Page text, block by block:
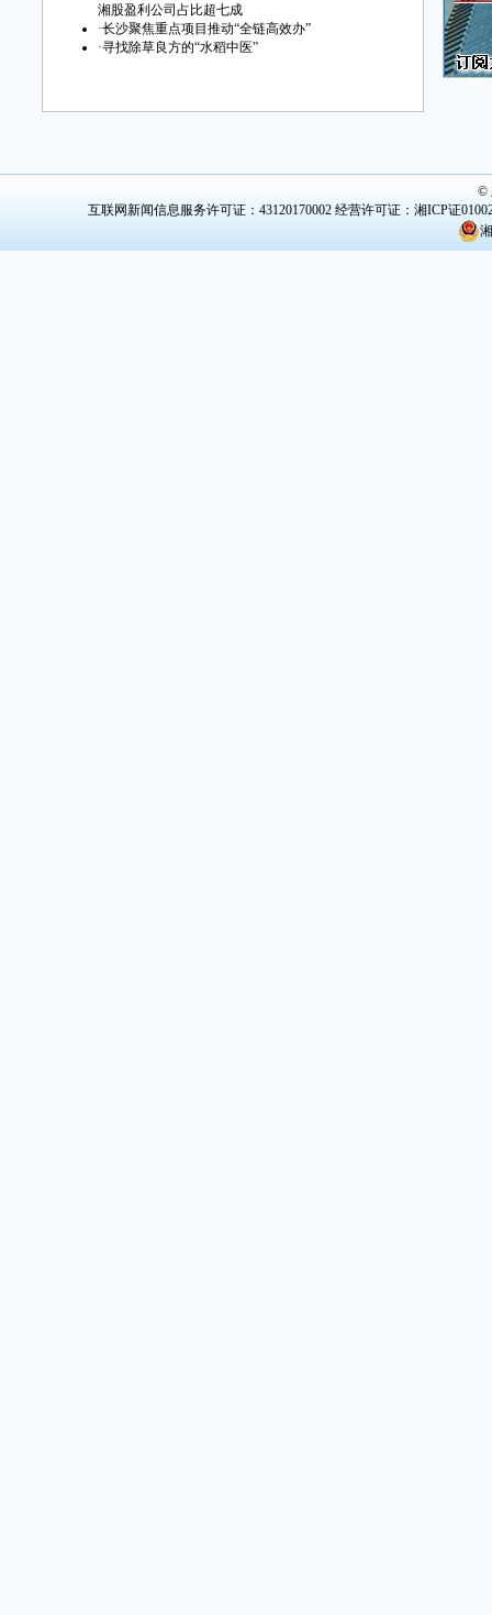
湘股盈利公司占比超七成
·长沙聚焦重点项目推动“全链高效办”
·寻找除草良方的“水稻中医”
©
互联网新闻信息服务许可证：43120170002经营许可证：湘ICP证